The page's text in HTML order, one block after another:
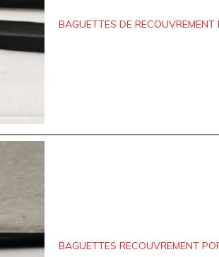
BAGUETTES DE
BAGUETTES RECOUVREMENT